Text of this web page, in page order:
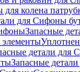
колена
для Сифоны
Запасные
детали для
Запасные